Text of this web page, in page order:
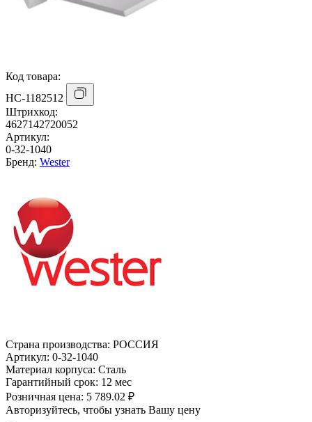
Код товара:
НС-1182512
Штрихкод:
4627142720052
Артикул:
0-32-1040
Бренд: Wester
Страна производства: РОССИЯ
Артикул: 0-32-1040
Материал корпуса: Сталь
Гарантийный срок: 12 мес
Розничная цена: 5 789.02 ₽
Авторизуйтесь, чтобы узнать Вашу цену